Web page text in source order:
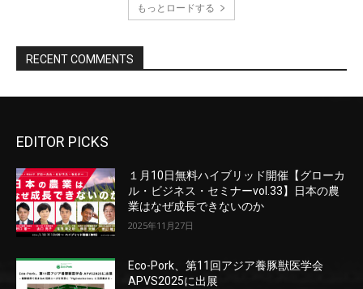
EDITOR PICKS
１月10日無料ハイブリッド開催【グローカ
ル・ビジネス・セミナーvol.33】日本の農
業はなぜ成長できないのか
2025年11月27日
Eco-Pork、第11回アジア養豚獣医学会
APVS2025に出展